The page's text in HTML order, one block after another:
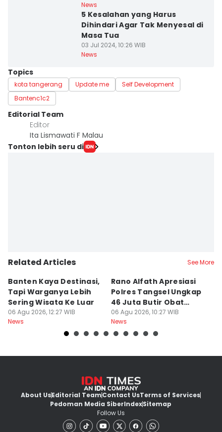
News
5 Kesalahan yang Harus
Dihindari Agar Tak Menyesal di
Masa Tua
03 Jul 2024, 10:26 WIB
News
Topics
kota tangerang Update me
Self Development
Bantenc1c2
Editorial Team
Editor
Ita Lismawati F Malau
Tonton lebih seru di
Related Articles See More
Banten Kaya Destinasi,
Tapi Warganya Lebih
Sering Wisata Ke Luar
06 Agu 2026, 12:27 WIB
News
Rano Alfath Apresiasi
Polres Tangsel Ungkap
46 Juta Butir Obat
Keras
06 Agu 2026, 10:27 WIB
News
About UsEditorial TeamContact UsTerms of Services
Pedoman Media SiberIndexSitemap
Follow Us